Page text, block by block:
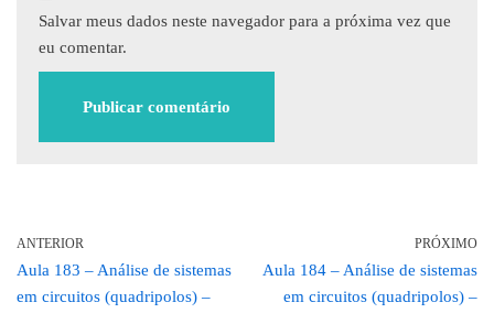
Salvar meus dados neste navegador para a próxima vez que
eu comentar.
ANTERIOR
Aula 183 – Análise de sistemas
em circuitos (quadripolos) –
PRÓXIMO
Aula 184 – Análise de sistemas
em circuitos (quadripolos) –